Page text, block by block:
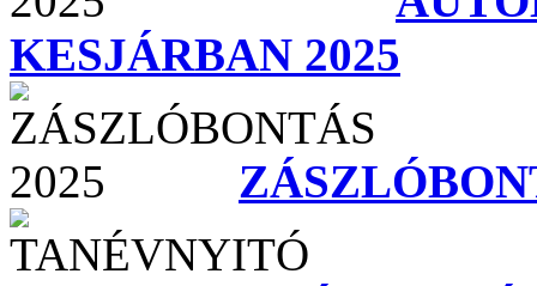
KESJÁRBAN 2025